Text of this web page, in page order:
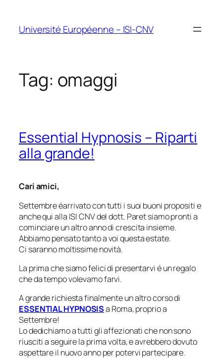
contenuto
Université Européenne – ISI-CNV
Tag: omaggi
Essential Hypnosis – Riparti
alla grande!
Cari amici,
Settembre éarrivato con tutti i suoi buoni propositi e
anche qui alla ISI CNV del dott. Paret siamo pronti a
cominciare un altro anno di crescita insieme.
Abbiamo pensato tanto a voi questa estate.
Ci saranno moltissime novità.
La prima che siamo felici di presentarvi é un regalo
che da tempo volevamo farvi.
A grande richiesta finalmente un altro corso di
ESSENTIAL HYPNOSISa Roma, proprio a
Settembre!
Lo dedichiamo a tutti gli affezionati che non sono
riusciti a seguire la prima volta, e avrebbero dovuto
aspettare il nuovo anno per potervi partecipare.